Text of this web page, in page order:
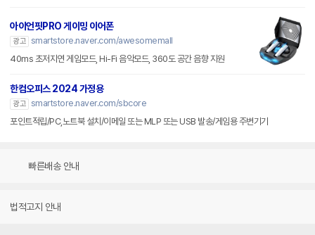
아이언핏PRO 게이밍 이어폰
광고 smartstore.naver.com/awesomemall
40ms 초저지연 게임모드, Hi-Fi 음악모드, 360도 공간 음향 지원
한컴오피스 2024 가정용
광고 smartstore.naver.com/sbcore
포인트적립/PC,노트북 설치/이메일 또는 MLP 또는 USB 발송/게임용 주변기기
빠른배송 안내
법적고지 안내